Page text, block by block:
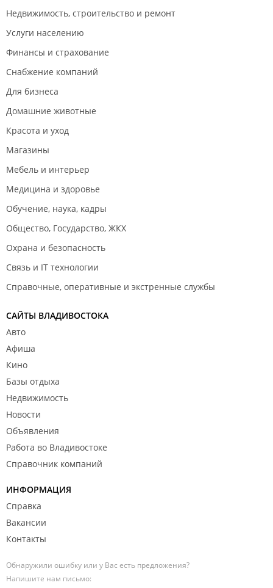
Недвижимость, строительство и ремонт
Услуги населению
Финансы и страхование
Снабжение компаний
Для бизнеса
Домашние животные
Красота и уход
Магазины
Мебель и интерьер
Медицина и здоровье
Обучение, наука, кадры
Общество, Государство, ЖКХ
Охрана и безопасность
Связь и IT технологии
Справочные, оперативные и экстренные службы
САЙТЫ ВЛАДИВОСТОКА
Авто
Афиша
Кино
Базы отдыха
Недвижимость
Новости
Объявления
Работа во Владивостоке
Справочник компаний
ИНФОРМАЦИЯ
Справка
Вакансии
Контакты
Обнаружили ошибку или у Вас есть предложения?
Напишите нам письмо: